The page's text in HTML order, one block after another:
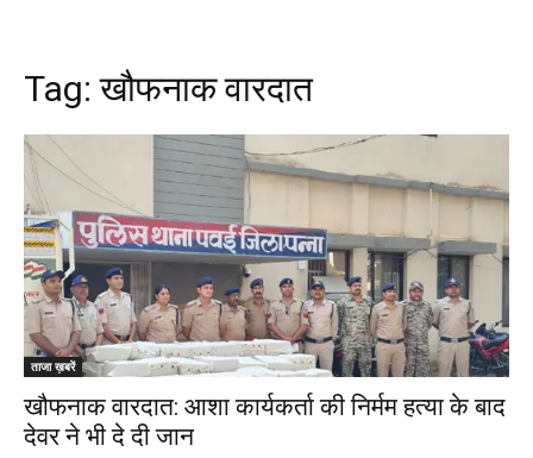
Tag:खौफनाक वारदात
ताजा ख़बरें
खौफनाक वारदात: आशा कार्यकर्ता की निर्मम हत्या के बाद
देवर ने भी दे दी जान